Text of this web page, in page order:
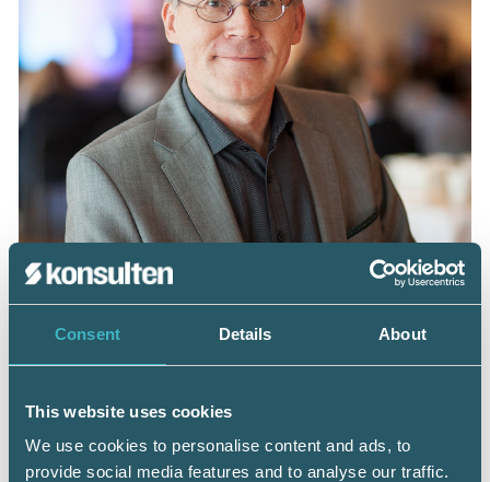
Consent Details About
This website uses cookies
We use cookies to personalise content and ads, to
provide social media features and to analyse our traffic.
säger Mikael Carlson, rådgivningsexpert vid Srf